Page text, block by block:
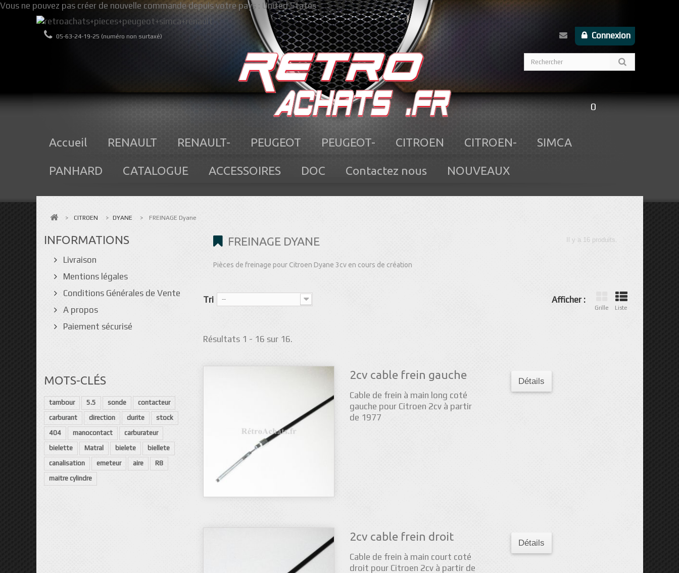
Vous ne pouvez pas créer de nouvelle commande depuis votre pays : United States
Connexion
05-63-24-19-25 (numéro non surtaxé)
0
Accueil RENAULT RENAULT- PEUGEOT PEUGEOT- CITROEN CITROEN- SIMCA
PANHARD CATALOGUE ACCESSOIRES DOC Contactez nous NOUVEAUX
> CITROEN > DYANE > FREINAGE Dyane
INFORMATIONS
Livraison
Mentions légales
Conditions Générales de Vente
A propos
Paiement sécurisé
MOTS-CLÉS
tambour 5.5 sonde
contacteur
carburant
direction durite
stock
404
manocontact
carburateur
bielette
Matral bielete
biellete
canalisation
emeteur aire
R8
maitre cylindre
FREINAGE DYANE Il y a 16 produits.
Pièces de freinage pour Citroen Dyane 3cv en cours de création
Afficher :
Grille Liste
Tri --
Résultats 1 - 16 sur 16.
2cv cable frein gauche
Cable de frein à main long coté
gauche pour Citroen 2cv à partir
de 1977
Détails
2cv cable frein droit
Cable de frein à main court coté
droit pour Citroen 2cv à partir de
Détails